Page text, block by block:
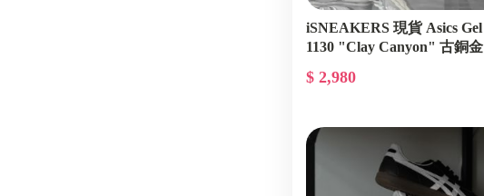
iSNEAKERS 現貨 Asics Gel
1130 "Clay Canyon" 古銅金
$ 2,980